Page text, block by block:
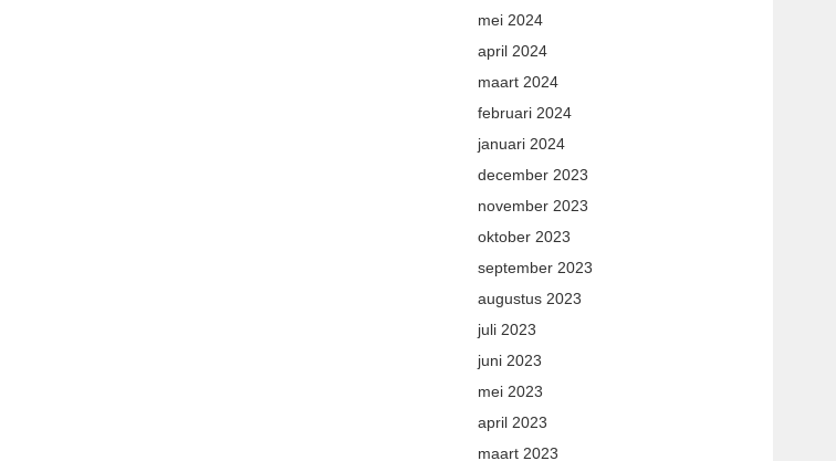
mei 2024
april 2024
maart 2024
februari 2024
januari 2024
december 2023
november 2023
oktober 2023
september 2023
augustus 2023
juli 2023
juni 2023
mei 2023
april 2023
maart 2023